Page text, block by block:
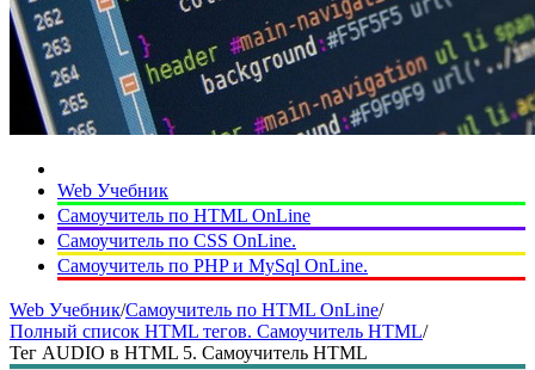
Web Учебник
Самоучитель по HTML OnLine
Самоучитель по CSS OnLine.
Самоучитель по PHP и MySql OnLine.
Web Учебник/Самоучитель по HTML OnLine/
Полный список HTML тегов. Самоучитель HTML/
Тег AUDIO в HTML 5. Самоучитель HTML